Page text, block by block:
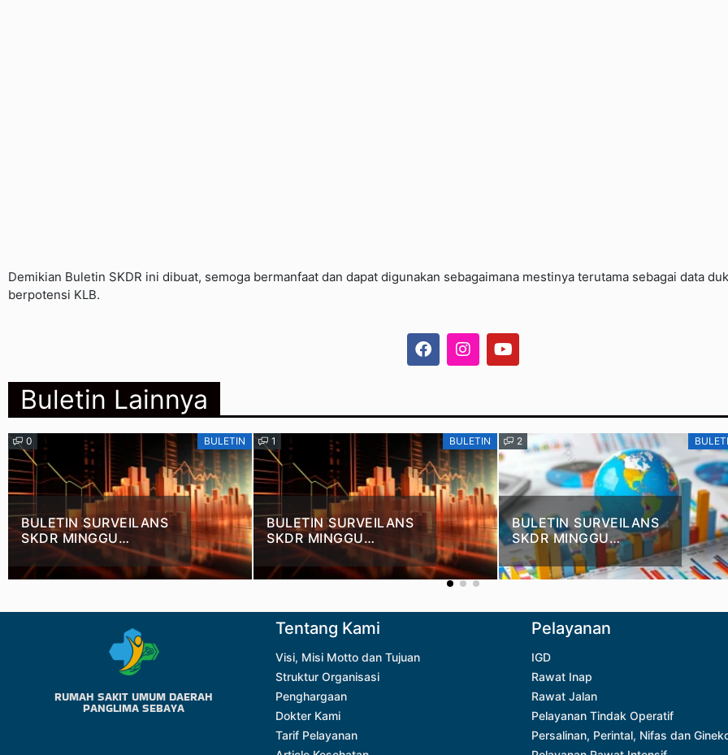
Demikian Buletin SKDR ini dibuat, semoga bermanfaat dan dapat digunakan sebagaimana mestinya terutama sebagai data
berpotensi KLB.
Buletin Lainnya
0 BULETIN
BULETIN SURVEILANS
SKDR MINGGU
EPIDEMIOLOGI KE 29 –
2026
1 BULETIN
BULETIN SURVEILANS
SKDR MINGGU
EPIDEMIOLOGI KE 22 –
2026
2
BULETIN SURVEILANS
SKDR MINGGU
EPIDEMIOLOGI KE 20 –
2026
RUMAH SAKIT UMUM DAERAH
PANGLIMA SEBAYA
Tentang Kami
Visi, Misi Motto dan Tujuan
Struktur Organisasi
Penghargaan
Dokter Kami
Tarif Pelayanan
Pelayanan
IGD
Rawat Inap
Rawat Jalan
Pelayanan Tindak Operatif
Persalinan, Perintal, Nifas dan